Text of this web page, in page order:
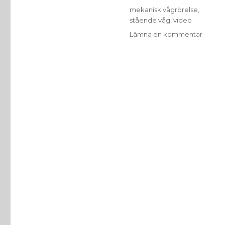
Etiketter
mekanisk vågrörelse
stående våg video
Lämna en kommentartill